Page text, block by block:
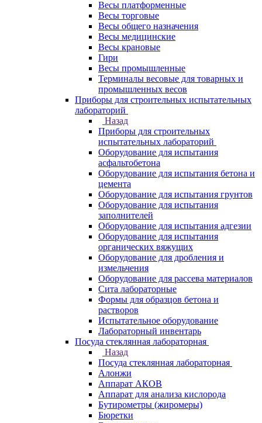
Весы платформенные
Весы торговые
Весы общего назначения
Весы медицинские
Весы крановые
Гири
Весы промышленные
Терминалы весовые для товарных и
промышленных весов
Приборы для строительных испытательных
лабораторий
Назад
Приборы для строительных
испытательных лабораторий
Оборудование для испытания
асфальтобетона
Оборудование для испытания бетона и
цемента
Оборудование для испытания грунтов
Оборудование для испытания
заполнителей
Оборудование для испытания адгезии
Оборудование для испытания
органических вяжущих
Оборудование для дробления и
измельчения
Оборудование для рассева материалов
Сита лабораторные
Формы для образцов бетона и
растворов
Испытательное оборудование
Лабораторный инвентарь
Посуда стеклянная лабораторная
Назад
Посуда стеклянная лабораторная
Алонжи
Аппарат АКОВ
Аппарат для анализа кислорода
Бутирометры (жиромеры)
Бюретки